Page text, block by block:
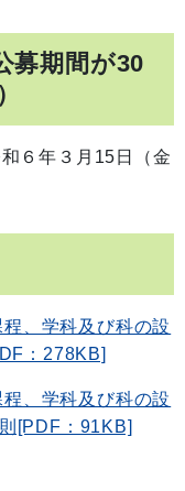
募期間が30
６年３月15日（金
、学科及び科の設
：278KB]
、学科及び科の設
[PDF：91KB]